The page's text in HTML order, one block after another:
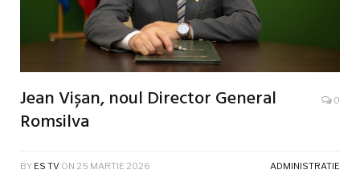
Jean Vișan, noul Director General
Romsilva
0
BY ES TV ON 25 MARTIE 2026 ADMINISTRATIE